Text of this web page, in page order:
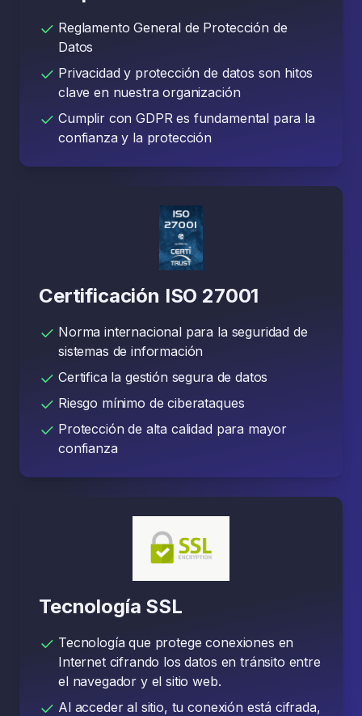
Reglamento General de Protección de
Datos
Privacidad y protección de datos son hitos
clave en nuestra organización
Cumplir con GDPR es fundamental para la
confianza y la protección
Certificación ISO 27001
Norma internacional para la seguridad de
sistemas de información
Certifica la gestión segura de datos
Riesgo mínimo de ciberataques
Protección de alta calidad para mayor
confianza
Tecnología SSL
Tecnología que protege conexiones en
Internet cifrando los datos en tránsito entre
el navegador y el sitio web.
Al acceder al sitio, tu conexión está cifrada,